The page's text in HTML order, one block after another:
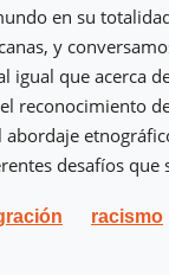
en su
y
igual que acerca
reconocimiento
desafíos
racismo